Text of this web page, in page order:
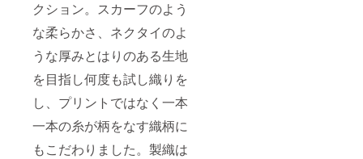
クション。スカーフのよう
な柔らかさ、ネクタイのよ
うな厚みとはりのある生地
を目指し何度も試し織りを
し、プリントではなく一本
一本の糸が柄をなす織柄に
もこだわりました。製織は